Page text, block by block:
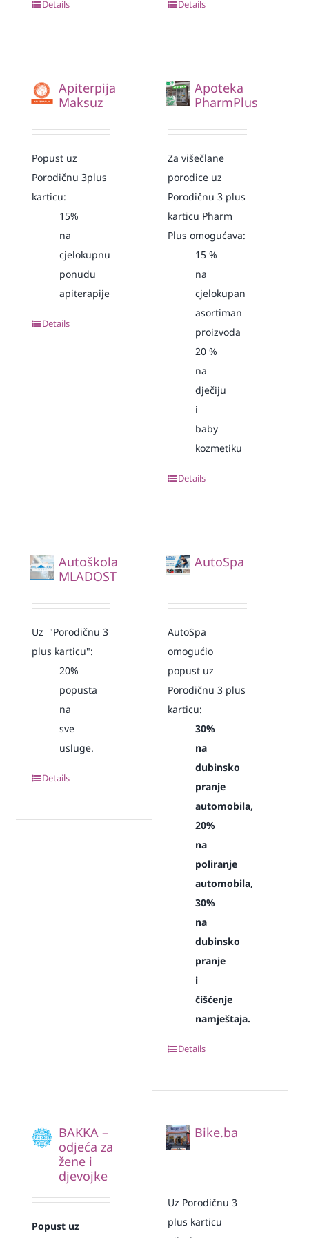
Details Details
Apiterpija
Maksuz
Popust uz
Porodičnu 3plus
karticu:
15%
na
cjelokupnu
ponudu
apiterapije
Details
Apoteka
PharmPlus
Za višečlane
porodice uz
Porodičnu 3 plus
karticu Pharm
Plus omogućava:
15%
na
cjelokupan
asortiman
proizvoda
20%
na
dječiju
i
baby
kozmetiku
Details
Autoškola
MLADOST
Uz "Porodičnu 3
plus karticu":
20%
popusta
na
sve
usluge.
Details
AutoSpa
AutoSpa
omogućio
popust uz
Porodičnu 3 plus
karticu:
30%
na
dubinsko
pranje
automobila,
20%
na
poliranje
automobila,
30%
na
dubinsko
pranje
i
čišćenje
namještaja.
Details
BAKKA –
odjeća za
žene i
djevojke
Popust uz
Bike.ba
Uz Porodičnu 3
plus karticu